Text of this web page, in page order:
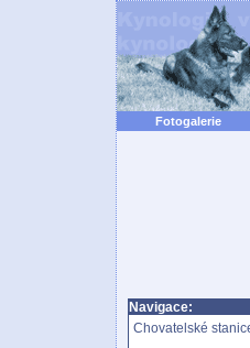
Fotogalerie
Navigace:
Chovatelské